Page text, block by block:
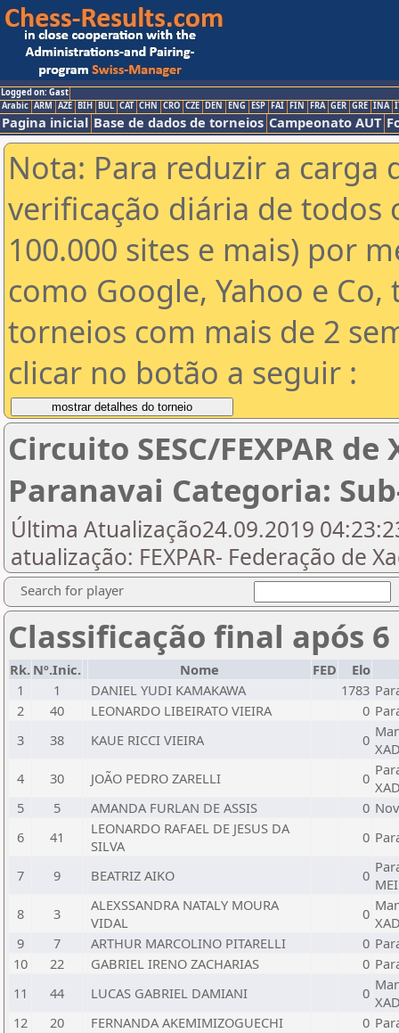
Logged on: Gast
Arabic ARM AZE BIH BUL CAT CHN CRO CZE DEN ENG ESP FAI FIN FRA GER GRE INA
Pagina inicial Base de dados de torneios Campeonato AUT
Nota: Para reduzir a carga
verificação diária de todos
100.000 sites e mais) por
como Google, Yahoo e
torneios com mais de 2
clicar no botão a seguir :
Circuito SESC/FEXPAR
Paranavai Categoria:
Última Atualização24.09.2019
atualização: FEXPAR- Federação de
Search for player
Classificação final após
Rk. Nº.Inic. Nome FED
Elo
1
1 DANIEL YUDI KAMAKAWA 1783
2
40 LEONARDO LIBEIRATO VIEIRA 0
3
38 KAUE RICCI VIEIRA 0
4
30 JOÃO PEDRO ZARELLI 0
5
5 AMANDA FURLAN DE ASSIS 0
6
41
LEONARDO RAFAEL DE JESUS DA
SILVA
0
7 9 BEATRIZ AIKO 0
8
3
ALEXSSANDRA NATALY MOURA
VIDAL
0
9
7 ARTHUR MARCOLINO PITARELLI 0
10
22 GABRIEL IRENO ZACHARIAS 0
11
44 LUCAS GABRIEL DAMIANI 0
12
20 FERNANDA AKEMIMIZOGUECHI 0